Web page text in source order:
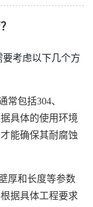
考虑以下几个方
常包括304、
具体的使用环境
能确保其耐腐蚀
厚和长度等参数
据具体工程要求